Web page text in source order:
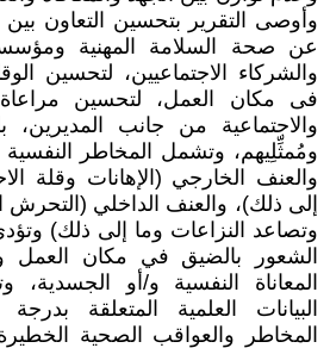
وأوصى التقرير بتحسين التعاون
عن صحة السلامة المهنية
والشركاء الاجتماعيين، لتحسين
فى مكان العمل، لتحسين مراعاة
والاجتماعية من جانب المديرين،
ومُمثِّلِيهم، وتشمل المخاطر النفسية
والعنف الخارجي (الإهانات وقلة
إلى ذلك)، والعنف الداخلي (التحرش
وتصاعد النزاعات وما إلى ذلك)
الشعور بالضيق في مكان العمل
المعاناة النفسية و/أو الجسدية،
البيانات العلمية المتعلقة
المخاطر والعواقب الصحية